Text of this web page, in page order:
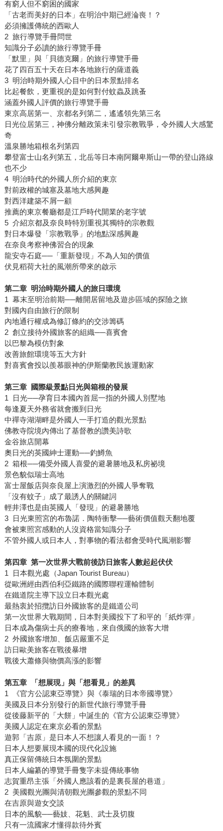
有窮人但不窮困的國家
「古老而美好的日本」在明治中期已經淪喪！？
必須擁護傳統的西歐人
2 旅行導覽手冊問世
知識分子必讀的旅行導覽手冊
「默里」與「貝德克爾」的旅行導覽手冊
花了四百五十天在日本各地旅行的薩道義
3 明治時期外國人心目中的日本景點排名
比起餐飲，更重視的是如何對付蚊蟲及跳蚤
涵蓋外國人評價的旅行導覽手冊
東京高居第一、京都名列第二，遙遙領先第三名
日光位居第三，神佛分離政策未引發宗教戰爭，令外國人大感驚
奇
溫泉勝地箱根名列第四
攀登富士山名列第五，北岳等日本南阿爾卑斯山一帶的登山路線
也不少
4 明治時代的外國人所介紹的東京
對前政權的城塞及墓地大感興趣
對西洋建築不屑一顧
推薦的東京餐廳都是江戶時代開業的老字號
5 介紹京都及奈良時特別重視其獨特的宗教觀
對日本爆發「宗教戰爭」的地點深感興趣
在奈良考察神佛習合的現象
龍安寺石庭──「重新發現」不為人知的價值
伏見稻荷大社的風潮所帶來的啟示
第二章 明治時期外國人的旅日環境
1 幕末至明治前期──離開居留地及遊步區域的探險之旅
對國內自由旅行的限制
內地通行權成為修訂條約的交涉籌碼
2 創立接待外國旅客的組織──喜賓會
以巴黎為模仿對象
改善旅館環境等五大方針
對喜賓會投以羨慕眼神的伊斯蘭教民族運動家
第三章 國際級景點日光與箱根的發展
1 日光──孕育日本國內首屈一指的外國人別墅地
每逢夏天外務省就會搬到日光
中禪寺湖湖畔是外國人一手打造的觀光景點
佛教寺院境內傳出了基督教的讚美詩歌
金谷旅店開幕
奧日光的英國紳士運動──釣鱒魚
2 箱根──備受外國人喜愛的避暑勝地及私房祕境
景色貌似瑞士高地
富士屋飯店與奈良屋上演激烈的外國人爭奪戰
「沒有蚊子」成了最誘人的關鍵詞
輕井澤也是由英國人「發現」的避暑勝地
3 日光東照宮的布魯諾．陶特衝擊──藝術價值觀天翻地覆
會被東照宮感動的人沒資格當知識分子
不管外國人或日本人，對事物的看法都會受時代風潮影響
第四章 第一次世界大戰前後訪日旅客人數起起伏伏
1 日本觀光處（Japan Tourist Bureau）
從歐洲經由西伯利亞鐵路的國際聯程運輸體制
在鐵道院主導下設立日本觀光處
最熱衷於招攬訪日外國旅客的是鐵道公司
第一次世界大戰期間，日本對美國投下了和平的「紙炸彈」
日本成為傷病士兵的療養地，來自俄國的旅客大增
2 外國旅客增加、飯店嚴重不足
訪日歐美旅客在戰後暴增
戰後大蕭條與物價高漲的影響
第五章 「想展現」與「想看見」的差異
1 《官方公認東亞導覽》與《泰瑞的日本帝國導覽》
美國及日本分別發行的新世代旅行導覽手冊
從後藤新平的「大餅」中誕生的《官方公認東亞導覽》
美國人認定在東京必看的景點
遊郭「吉原」是日本人不想讓人看見的一面！？
日本人想要展現本國的現代化設施
真正保留傳統日本氛圍的景點
日本人編纂的導覽手冊隻字未提傳統事物
志賀重昂主張「外國人應該看的是裏長屋的巷道」
2 美國觀光團與清朝觀光團參觀的景點不同
在吉原與遊女交談
日本的風貌──藝妓、花魁、武士及切腹
只有一流國家才懂得款待外賓